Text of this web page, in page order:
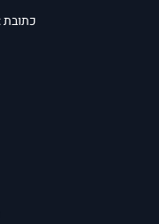
כתובת :